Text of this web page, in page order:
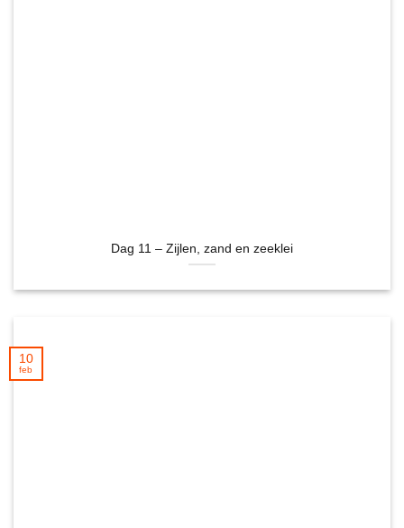
Dag 11 – Zijlen, zand en zeeklei
10
feb